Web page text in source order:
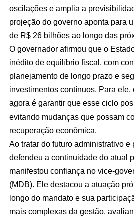
oscilações e amplia a
projeção do governo aponta para
de R$ 26 bilhões ao longo das
O governador afirmou que o
inédito de equilíbrio fiscal, com
planejamento de longo prazo e
investimentos contínuos. Para
agora é garantir que esse ciclo
evitando mudanças que possam
recuperação econômica.
Ao tratar do futuro administrativo
defendeu a continuidade do atual
manifestou confiança no vice-
(MDB). Ele destacou a atuação
longo do mandato e sua
mais complexas da gestão,